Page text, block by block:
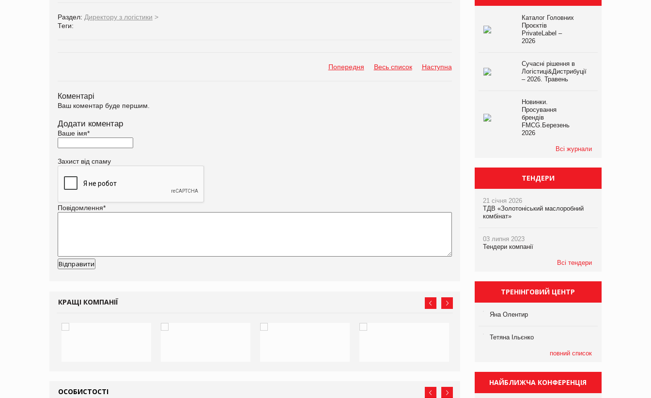
Раздел: Директору з логістики >
Теги:
Попередня Весь список Наступна
Коментарі
Ваш коментар буде першим.
Додати коментар
Ваше імя*
Захист від спаму
Повідомлення*
КРАЩІ КОМПАНІЇ
ОСОБИСТОСТІ
Каталог Головних
Проєктів
PrivateLabel –
2026
Сучасні рішення в
Логістиці&Дистрибуції
– 2026. Травень
Новинки.
Просування
брендів
FMCG.Березень
2026
Всі журнали
ТЕНДЕРИ
21 січня 2026
ТДВ «Золотоніський маслоробний
комбінат»
03 липня 2023
Тендери компанії
Всі тендери
ТРЕНІНГОВИЙ ЦЕНТР
Яна Олентир
Тетяна Ільєнко
повний список
НАЙБЛИЖЧА КОНФЕРЕНЦІЯ